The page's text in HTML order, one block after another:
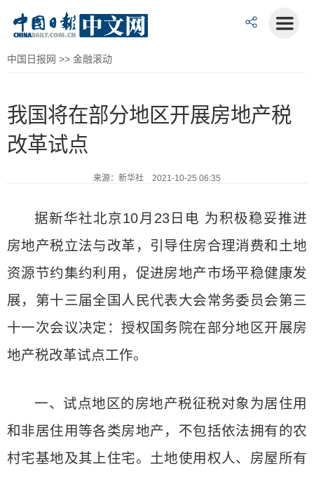
中国日报网 >> 金融滚动
我国将在部分地区开展房地产税
改革试点
来源：新华社 2021-10-25 06:35
据新华社北京10月23日电 为积极稳妥推进
房地产税立法与改革，引导住房合理消费和土地
资源节约集约利用，促进房地产市场平稳健康发
展，第十三届全国人民代表大会常务委员会第三
十一次会议决定：授权国务院在部分地区开展房
地产税改革试点工作。
一、试点地区的房地产税征税对象为居住用
和非居住用等各类房地产，不包括依法拥有的农
村宅基地及其上住宅。土地使用权人、房屋所有